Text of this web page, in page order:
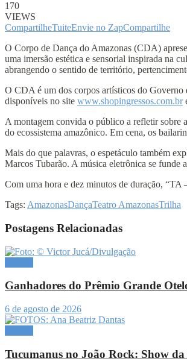
170
VIEWS
CompartilheTuiteEnvie no ZapCompartilhe
O Corpo de Dança do Amazonas (CDA)
uma imersão estética e sensorial inspirada na
abrangendo o sentido de território,
O CDA é um dos corpos artísticos do Governo
disponíveis no site www.shopingressos.com.br
A montagem convida o público a refletir sobre
do ecossistema amazônico. Em cena, os
Mais do que palavras, o espetáculo também
Marcos Tubarão. A música eletrônica se funde
Com uma hora e dez minutos de duração, “TA
Tags: AmazonasDançaTeatro AmazonasTrilha
Postagens Relacionadas
Ganhadores do Prêmio Grande
6 de agosto de 2026
Tucumanus no João Rock: Show da